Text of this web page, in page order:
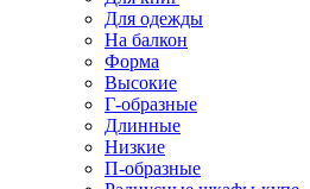
Для одежды
На балкон
Форма
Высокие
Г-образные
Длинные
Низкие
П-образные